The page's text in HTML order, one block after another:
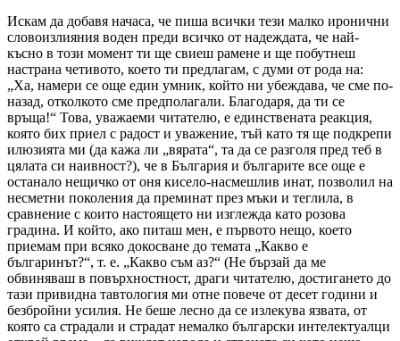
Искам да добавя начаса, че пиша всички тези малко иронични
словоизлияния воден преди всичко от надеждата, че най-
късно в този момент ти ще свиеш рамене и ще побутнеш
настрана четивото, което ти предлагам, с думи от рода на:
„Ха, намери се още един умник, който ни убеждава, че сме по-
назад, отколкото сме предполагали. Благодаря, да ти се
връща!“ Това, уважаеми читателю, е единствената реакция,
която бих приел с радост и уважение, тъй като тя ще подкрепи
илюзията ми (да кажа ли „вярата“, та да се разголя пред теб в
цялата си наивност?), че в България и българите все още е
останало нещичко от оня кисело-насмешлив инат, позволил на
несметни поколения да преминат през мъки и теглила, в
сравнение с които настоящето ни изглежда като розова
градина. И който, ако питаш мен, е първото нещо, което
приемам при всяко докосване до темата „Какво е
българинът?“, т. е. „Какво съм аз?“ (Не бързай да ме
обвиняваш в повърхностност, драги читателю, достигането до
тази привидна тавтология ми отне повече от десет години и
безбройни усилия. Не беше лесно да се излекува язвата, от
която са страдали и страдат немалко български интелектуалци